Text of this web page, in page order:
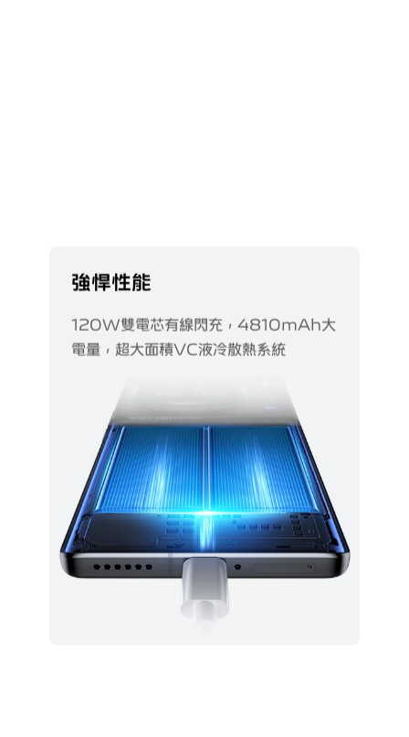
強悍性能
120W雙電芯有線閃充，4810mAh大
電量，超大面積VC液冷散熱系統